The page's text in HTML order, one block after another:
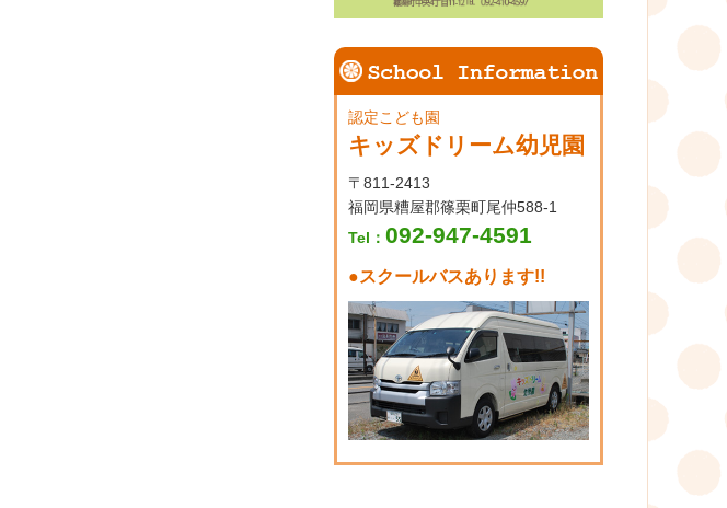
認定こども園
キッズドリーム幼児園
〒811-2413
福岡県糟屋郡篠栗町尾仲588-1
Tel：092-947-4591
●スクールバスあります!!